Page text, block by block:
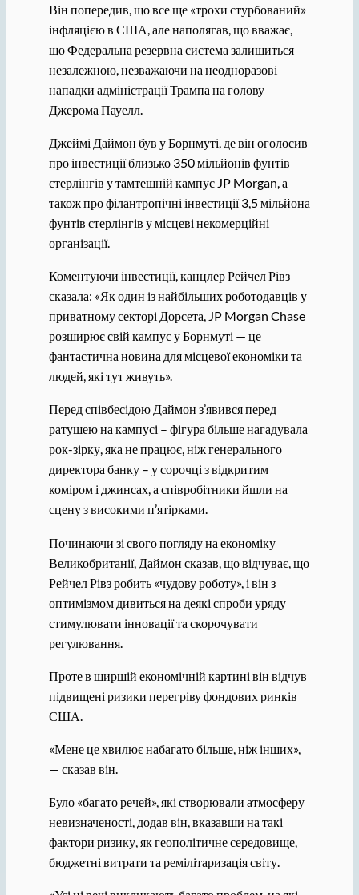
Він попередив, що все ще «трохи стурбований»
інфляцією в США, але наполягав, що вважає,
що Федеральна резервна система залишиться
незалежною, незважаючи на неодноразові
нападки адміністрації Трампа на голову
Джерома Пауелл.
Джеймі Даймон був у Борнмуті, де він оголосив
про інвестиції близько 350 мільйонів фунтів
стерлінгів у тамтешній кампус JP Morgan, а
також про філантропічні інвестиції 3,5 мільйона
фунтів стерлінгів у місцеві некомерційні
організації.
Коментуючи інвестиції, канцлер Рейчел Рівз
сказала: «Як один із найбільших роботодавців у
приватному секторі Дорсета, JP Morgan Chase
розширює свій кампус у Борнмуті — це
фантастична новина для місцевої економіки та
людей, які тут живуть».
Перед співбесідою Даймон з’явився перед
ратушею на кампусі – фігура більше нагадувала
рок-зірку, яка не працює, ніж генерального
директора банку – у сорочці з відкритим
коміром і джинсах, а співробітники йшли на
сцену з високими п’ятірками.
Починаючи зі свого погляду на економіку
Великобританії, Даймон сказав, що відчуває, що
Рейчел Рівз робить «чудову роботу», і він з
оптимізмом дивиться на деякі спроби уряду
стимулювати інновації та скорочувати
регулювання.
Проте в ширшій економічній картині він відчув
підвищені ризики перегріву фондових ринків
США.
«Мене це хвилює набагато більше, ніж інших»,
— сказав він.
Було «багато речей», які створювали атмосферу
невизначеності, додав він, вказавши на такі
фактори ризику, як геополітичне середовище,
бюджетні витрати та ремілітаризація світу.